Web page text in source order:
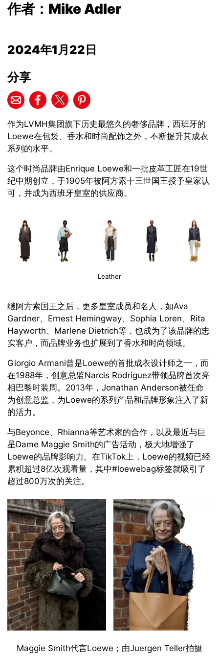
作者：Mike Adler
2024年1月22日
分享
作为LVMH集团旗下历史最悠久的奢侈品牌，西班牙的
Loewe在包袋、香水和时尚配饰之外，不断提升其成衣
系列的水平。
这个时尚品牌由Enrique Loewe和一批皮革工匠在19世
纪中期创立，于1905年被阿方索十三世国王授予皇家认
可，并成为西班牙皇室的供应商。
Leather
继阿方索国王之后，更多皇室成员和名人，如Ava
Gardner、Ernest Hemingway、Sophia Loren、Rita
Hayworth、Marlene Dietrich等，也成为了该品牌的忠
实客户，而品牌业务也扩展到了香水和时尚领域。
Giorgio Armani曾是Loewe的首批成衣设计师之一，而
在1988年，创意总监Narcis Rodriguez带领品牌首次亮
相巴黎时装周。2013年，Jonathan Anderson被任命
为创意总监，为Loewe的系列产品和品牌形象注入了新
的活力。
与Beyonce、Rhianna等艺术家的合作，以及最近与巨
星Dame Maggie Smith的广告活动，极大地增强了
Loewe的品牌影响力。在TikTok上，Loewe的视频已经
累积超过8亿次观看量，其中#loewebag标签就吸引了
超过800万次的关注。
Maggie Smith代言Loewe；由Juergen Teller拍摄